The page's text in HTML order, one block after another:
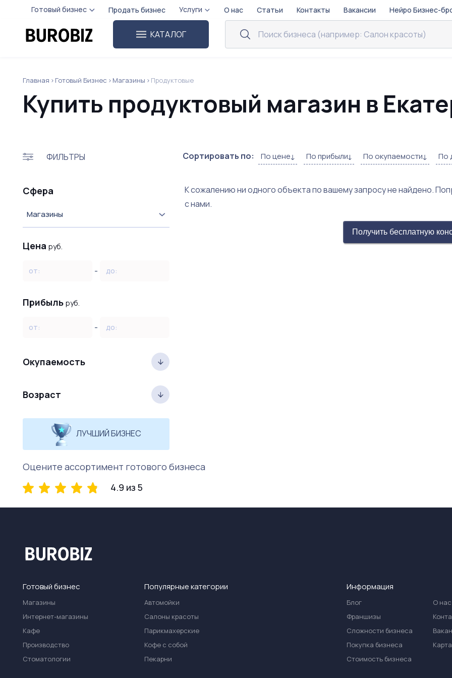
Готовый бизнес Продать бизнес Услуги О нас Статьи Контакты Вакансии Нейро Бизнес-
КАТАЛОГ
Главная Готовый Бизнес Магазины Продуктовые
Купить продуктовый магазин в
ФИЛЬТРЫ Сортировать по: По цене По прибыли По окупаемости По
Сфера
Магазины
Цена руб.
от: - до:
Прибыль руб.
от: - до:
Окупаемость
Возраст
ЛУЧШИЙ БИЗНЕС
К сожалению ни одного объекта по вашему запросу не найдено.
с нами.
Получить бесплатную
Оцените ассортимент готового бизнеса
4.9 из 5
Готовый бизнес
Магазины
Интернет-магазины
Кафе
Производство
Стоматологии
Популярные категории
Автомойки
Салоны красоты
Парикмахерские
Кофе с собой
Пекарни
Информация
Блог
Франшизы
Сложности бизнеса
Покупка бизнеса
Стоимость бизнеса
О нас